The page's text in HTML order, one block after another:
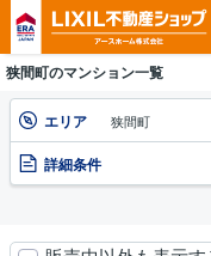
狭間町のマンション一覧
エリア 狭間町
詳細条件